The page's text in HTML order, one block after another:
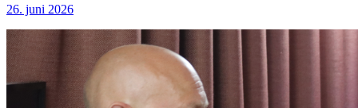
26. juni 2026